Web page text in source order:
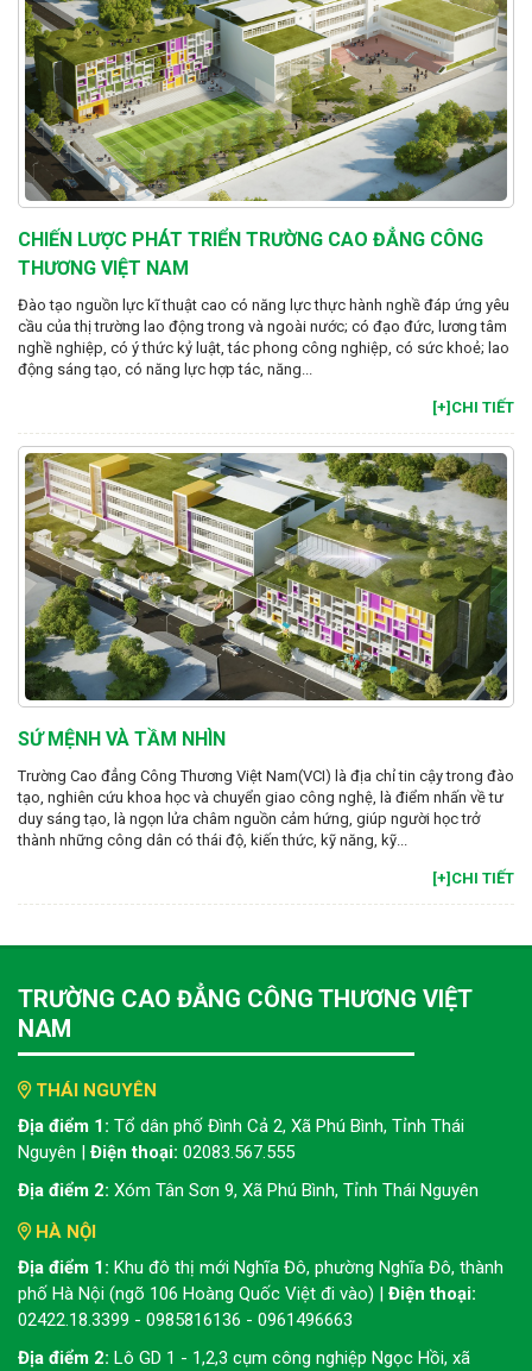
CHIẾN LƯỢC PHÁT TRIỂN TRƯỜNG CAO ĐẲNG CÔNG
THƯƠNG VIỆT NAM
Đào tạo nguồn lực kĩ thuật cao có năng lực thực hành nghề đáp ứng yêu
cầu của thị trường lao động trong và ngoài nước; có đạo đức, lương tâm
nghề nghiệp, có ý thức kỷ luật, tác phong công nghiệp, có sức khoẻ; lao
động sáng tạo, có năng lực hợp tác, năng...
[+]CHI TIẾT
SỨ MỆNH VÀ TẦM NHÌN
Trường Cao đẳng Công Thương Việt Nam(VCI) là địa chỉ tin cậy trong đào
tạo, nghiên cứu khoa học và chuyển giao công nghệ, là điểm nhấn về tư
duy sáng tạo, là ngọn lửa châm nguồn cảm hứng, giúp người học trở
thành những công dân có thái độ, kiến thức, kỹ năng, kỹ...
[+]CHI TIẾT
TRƯỜNG CAO ĐẲNG CÔNG THƯƠNG VIỆT
NAM
THÁI NGUYÊN
Địa điểm 1: Tổ dân phố Đình Cả 2, Xã Phú Bình, Tỉnh Thái
Nguyên | Điện thoại: 02083.567.555
Địa điểm 2: Xóm Tân Sơn 9, Xã Phú Bình, Tỉnh Thái Nguyên
HÀ NỘI
Địa điểm 1: Khu đô thị mới Nghĩa Đô, phường Nghĩa Đô, thành
phố Hà Nội (ngõ 106 Hoàng Quốc Việt đi vào) | Điện thoại:
02422.18.3399 - 0985816136 - 0961496663
Địa điểm 2: Lô GD 1 - 1,2,3 cụm công nghiệp Ngọc Hồi, xã